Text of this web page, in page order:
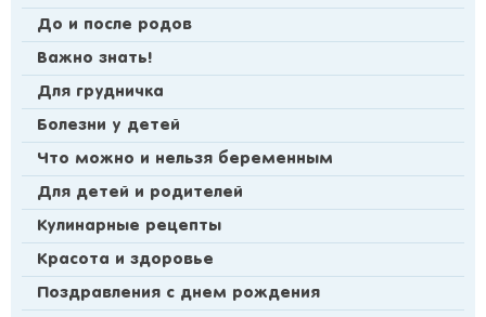
До и после родов
Важно знать!
Для грудничка
Болезни у детей
Что можно и нельзя беременным
Для детей и родителей
Кулинарные рецепты
Красота и здоровье
Поздравления с днем рождения